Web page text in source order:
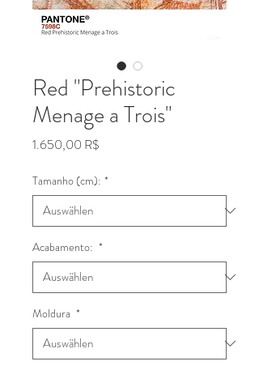
Red "Prehistoric
Menage a Trois"
1.650,00 R$
Tamanho (cm): *
Acabamento: *
Moldura *